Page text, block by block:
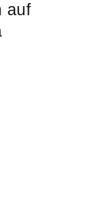
auf